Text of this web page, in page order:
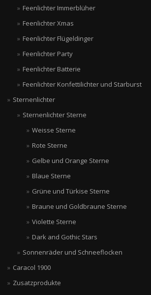
Feenlichter Immerblüher
Feenlichter Xmas
Feenlichter Flügeldinger
Feenlichter Party
Feenlichter Batterie
Feenlichter Konfettilichter und Starburst
Sternenlichter
Sternenlichter Sterne
Weisse Sterne
Rote Sterne
Gelbe und Orange Sterne
Blaue Sterne
Grüne und Türkise Sterne
Braune und Goldbraune Sterne
Violette Sterne
Dark and Gothic Stars
Sonnenräder und Schneeflocken
Caracol 1900
Zusatzprodukte